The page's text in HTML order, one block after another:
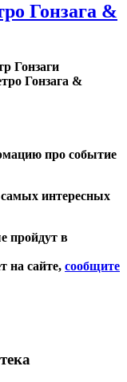
Гонзага &
Гонзаги
Гонзага &
про событие
интересных
пройдут в
на сайте, сообщите